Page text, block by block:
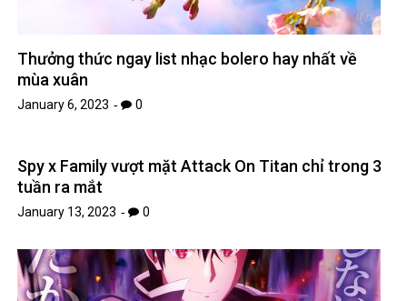
Thưởng thức ngay list nhạc bolero hay nhất về
mùa xuân
January 6, 2023 0
Spy x Family vượt mặt Attack On Titan chỉ trong 3
tuần ra mắt
January 13, 2023 0